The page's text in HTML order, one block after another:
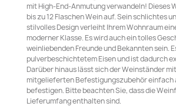
mit High-End-Anmutung verwandeln! Dieses
bis zu 12 Flaschen Wein auf. Sein schlichtes
stilvolles Design verleiht Ihrem Wohnraum
moderner Klasse. Es wird auch ein tolles
weinliebenden Freunde und Bekannten sein.
pulverbeschichtetem Eisen und ist dadurch
Darüber hinaus lässt sich der Weinständer
mitgelieferten Befestigungszubehör einfach
befestigen. Bitte beachten Sie, dass die
Lieferumfang enthalten sind.